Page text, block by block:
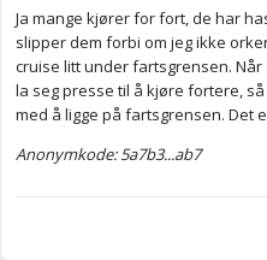
Ja mange kjører for fort, de har
slipper dem forbi om jeg ikke
cruise litt under fartsgrensen.
la seg presse til å kjøre fortere,
med å ligge på fartsgrensen. Det
Anonymkode: 5a7b3...ab7